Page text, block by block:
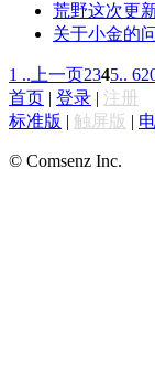
荒野这次更
关于小金的
1 .. 上一页2345..
首页 | 登录 | 注册
标准版 | 触屏版 |
© Comsenz Inc.